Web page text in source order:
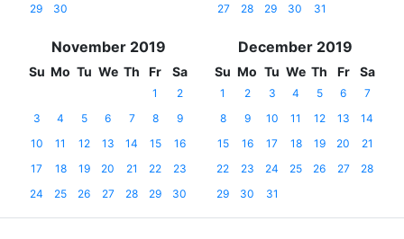
29
30
27
28 29 30 31
November 2019
Su Mo Tu We Th Fr Sa
1
2
3
4 5 6 7 8
9
10
11 12 13 14 15
16
17
18 19 20 21 22
23
24
25 26 27 28 29 30
December 2019
Su Mo Tu We Th Fr Sa
1 2 3 4 5 6
7
8
9 10 11 12 13
14
15
16 17 18 19 20
21
22
23 24 25 26 27
28
29
30 31